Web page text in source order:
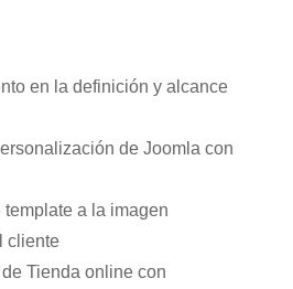
en la definición y alcance
de Joomla con
a la imagen
cliente
Tienda online con